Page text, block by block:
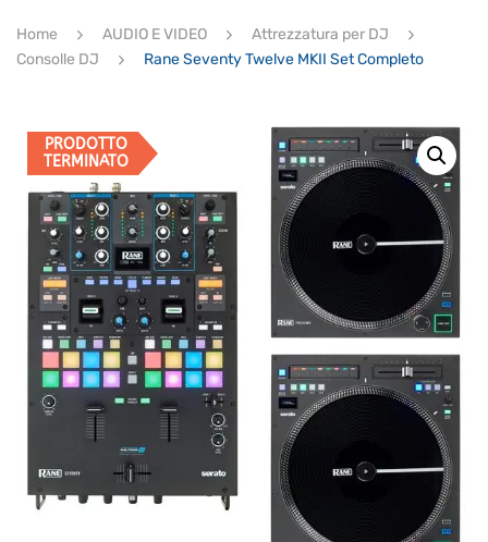
ULTIMI ARRIVI
Home AUDIO E VIDEO
Attrezzatura per DJ
Consolle DJ
Rane Seventy Twelve MKII Set Completo
PRODOTTO
TERMINATO